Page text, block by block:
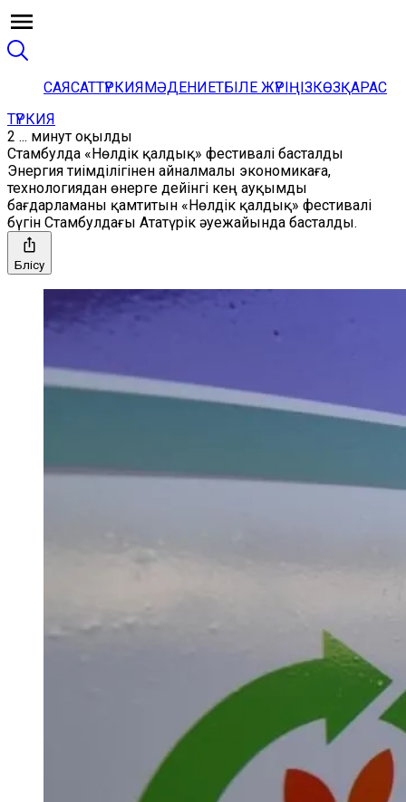
САЯСАТТҮРКИЯМӘДЕНИЕТБІЛЕ ЖҮРІҢІЗКӨЗҚАРАС
ТҮРКИЯ
2 ... минут оқылды
Стамбулда «Нөлдік қалдық» фестивалі басталды
Энергия тиімділігінен айналмалы экономикаға,
технологиядан өнерге дейінгі кең ауқымды
бағдарламаны қамтитын «Нөлдік қалдық» фестивалі
бүгін Стамбулдағы Ататүрік әуежайында басталды.
Бөлісу